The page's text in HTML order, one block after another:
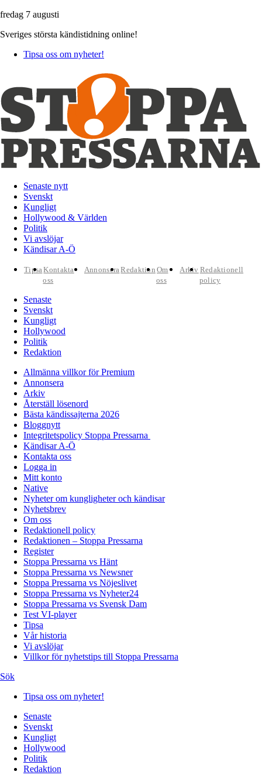
fredag 7 augusti
Sveriges största kändistidning online!
Tipsa oss om nyheter!
Senaste nytt
Svenskt
Kungligt
Hollywood & Världen
Politik
Vi avslöjar
Kändisar A-Ö
TipsaKontakta
oss
AnnonseraRedaktion Om
oss
Arkiv Redaktionell
policy
Senaste
Svenskt
Kungligt
Hollywood
Politik
Redaktion
Allmänna villkor för Premium
Annonsera
Arkiv
Återställ lösenord
Bästa kändissajterna 2026
Bloggnytt
Integritetspolicy Stoppa Pressarna
Kändisar A-Ö
Kontakta oss
Logga in
Mitt konto
Native
Nyheter om kungligheter och kändisar
Nyhetsbrev
Om oss
Redaktionell policy
Redaktionen – Stoppa Pressarna
Register
Stoppa Pressarna vs Hänt
Stoppa Pressarna vs Newsner
Stoppa Pressarna vs Nöjeslivet
Stoppa Pressarna vs Nyheter24
Stoppa Pressarna vs Svensk Dam
Test VI-player
Tipsa
Vår historia
Vi avslöjar
Villkor för nyhetstips till Stoppa Pressarna
Sök
Tipsa oss om nyheter!
Senaste
Svenskt
Kungligt
Hollywood
Politik
Redaktion